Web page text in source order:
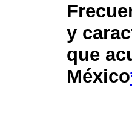
y
que
México